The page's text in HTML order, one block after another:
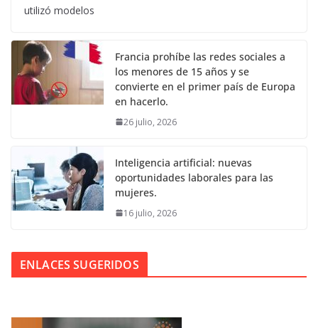
utilizó modelos
Francia prohíbe las redes sociales a
los menores de 15 años y se
convierte en el primer país de Europa
en hacerlo.
26 julio, 2026
Inteligencia artificial: nuevas
oportunidades laborales para las
mujeres.
16 julio, 2026
ENLACES SUGERIDOS